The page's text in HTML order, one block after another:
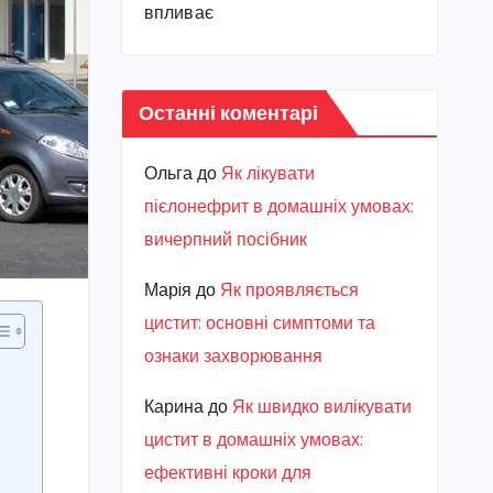
впливає
Останні коментарі
Ольгадо Як лікувати
пієлонефрит в домашніх умовах:
вичерпний посібник
Марiя до Як проявляється
цистит: основні симптоми та
ознаки захворювання
Каринадо Як швидко вилікувати
цистит в домашніх умовах:
ефективні кроки для